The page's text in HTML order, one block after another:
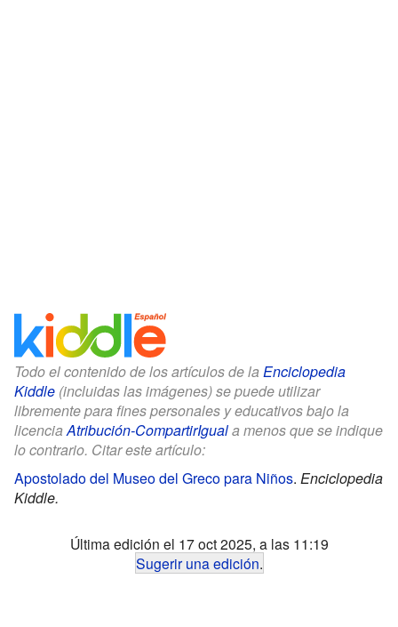
Todo el contenido de los artículos de la Enciclopedia
Kiddle (incluidas las imágenes) se puede utilizar
libremente para fines personales y educativos bajo la
licenciaAtribución-CompartirIguala menos que se indique
lo contrario. Citar este artículo:
Apostolado del Museo del Greco para Niños. Enciclopedia
Kiddle.
Última edición el 17 oct 2025, a las 11:19
Sugerir una edición.